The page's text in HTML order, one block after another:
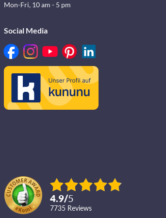
Mon-Fri, 10 am - 5 pm
Social Media
4.9/5
7735 reviews